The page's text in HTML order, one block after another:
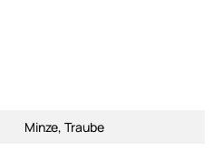
Minze, Traube